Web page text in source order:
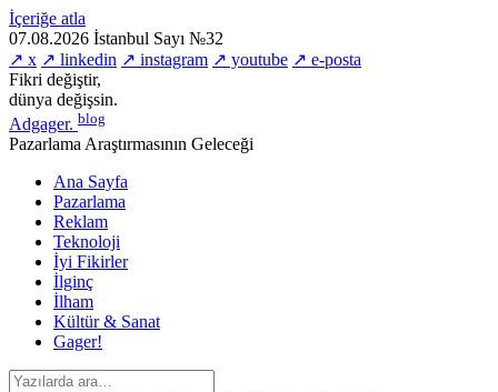
İçeriğe atla
07.08.2026 İstanbul Sayı №32
↗ x ↗ linkedin ↗ instagram ↗ youtube ↗ e-posta
Fikri değiştir,
dünya değişsin.
Adgager. blog
Pazarlama Araştırmasının Geleceği
Ana Sayfa
Pazarlama
Reklam
Teknoloji
İyi Fikirler
İlginç
İlham
Kültür & Sanat
Gager!